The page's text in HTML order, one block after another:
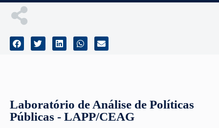
Laboratório de Análise de Políticas
Públicas - LAPP/CEAG